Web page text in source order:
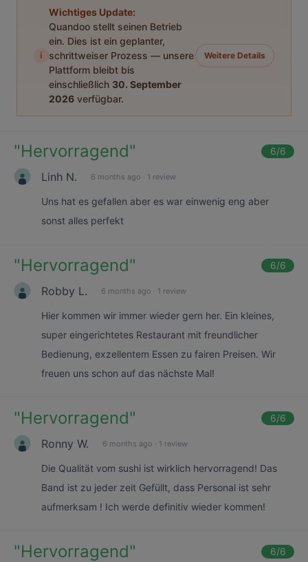
i
Wichtiges Update:
Quandoo stellt seinen Betrieb
ein. Dies ist ein geplanter,
schrittweiser Prozess — unsere
Plattform bleibt bis
einschließlich 30. September
2026 verfügbar.
Weitere Details
"Hervorragend" 6/6
Linh N. 6 months ago · 1 review
Uns hat es gefallen aber es war einwenig eng aber
sonst alles perfekt
"Hervorragend" 6/6
Robby L. 6 months ago · 1 review
Hier kommen wir immer wieder gern her. Ein kleines,
super eingerichtetes Restaurant mit freundlicher
Bedienung, exzellentem Essen zu fairen Preisen. Wir
freuen uns schon auf das nächste Mal!
"Hervorragend" 6/6
Ronny W. 6 months ago · 1 review
Die Qualität vom sushi ist wirklich hervorragend! Das
Band ist zu jeder zeit Gefüllt, dass Personal ist sehr
aufmerksam ! Ich werde definitiv wieder kommen!
"Hervorragend" 6/6